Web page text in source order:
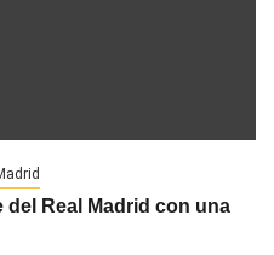
del Real Madrid con una